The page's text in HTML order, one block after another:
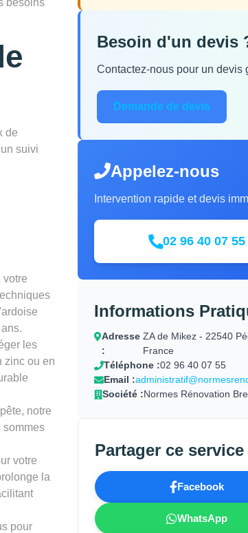
besoins
de
suivi
votre
les
zinc ou en
notre
sommes
votre
la
pour
Besoin d'un devis
Contactez-nous pour un devis
Demande de devis
Appelez-nous
Intervention rapide et devis
02 96 40 07 55
Informations
Adresse
:
ZA de Mikez - 22540
France
Téléphone :02 96 40 07 55
Email :
Société :Normes Rénovation
Partager ce service
Facebook
WhatsApp